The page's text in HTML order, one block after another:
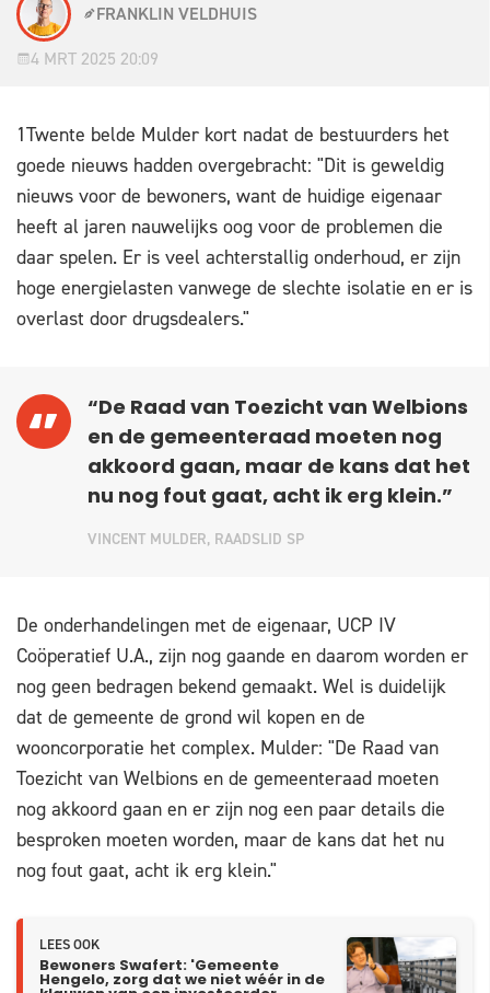
FRANKLIN VELDHUIS
4 MRT 2025 20:09
1Twente belde Mulder kort nadat de bestuurders het
goede nieuws hadden overgebracht: "Dit is geweldig
nieuws voor de bewoners, want de huidige eigenaar
heeft al jaren nauwelijks oog voor de problemen die
daar spelen. Er is veel achterstallig onderhoud, er zijn
hoge energielasten vanwege de slechte isolatie en er is
overlast door drugsdealers."
“De Raad van Toezicht van Welbions
en de gemeenteraad moeten nog
akkoord gaan, maar de kans dat het
nu nog fout gaat, acht ik erg klein.”
VINCENT MULDER, RAADSLID SP
De onderhandelingen met de eigenaar, UCP IV
Coöperatief U.A., zijn nog gaande en daarom worden er
nog geen bedragen bekend gemaakt. Wel is duidelijk
dat de gemeente de grond wil kopen en de
wooncorporatie het complex. Mulder: "De Raad van
Toezicht van Welbions en de gemeenteraad moeten
nog akkoord gaan en er zijn nog een paar details die
besproken moeten worden, maar de kans dat het nu
nog fout gaat, acht ik erg klein."
LEES OOK
Bewoners Swafert: 'Gemeente
Hengelo, zorg dat we niet wéér in de